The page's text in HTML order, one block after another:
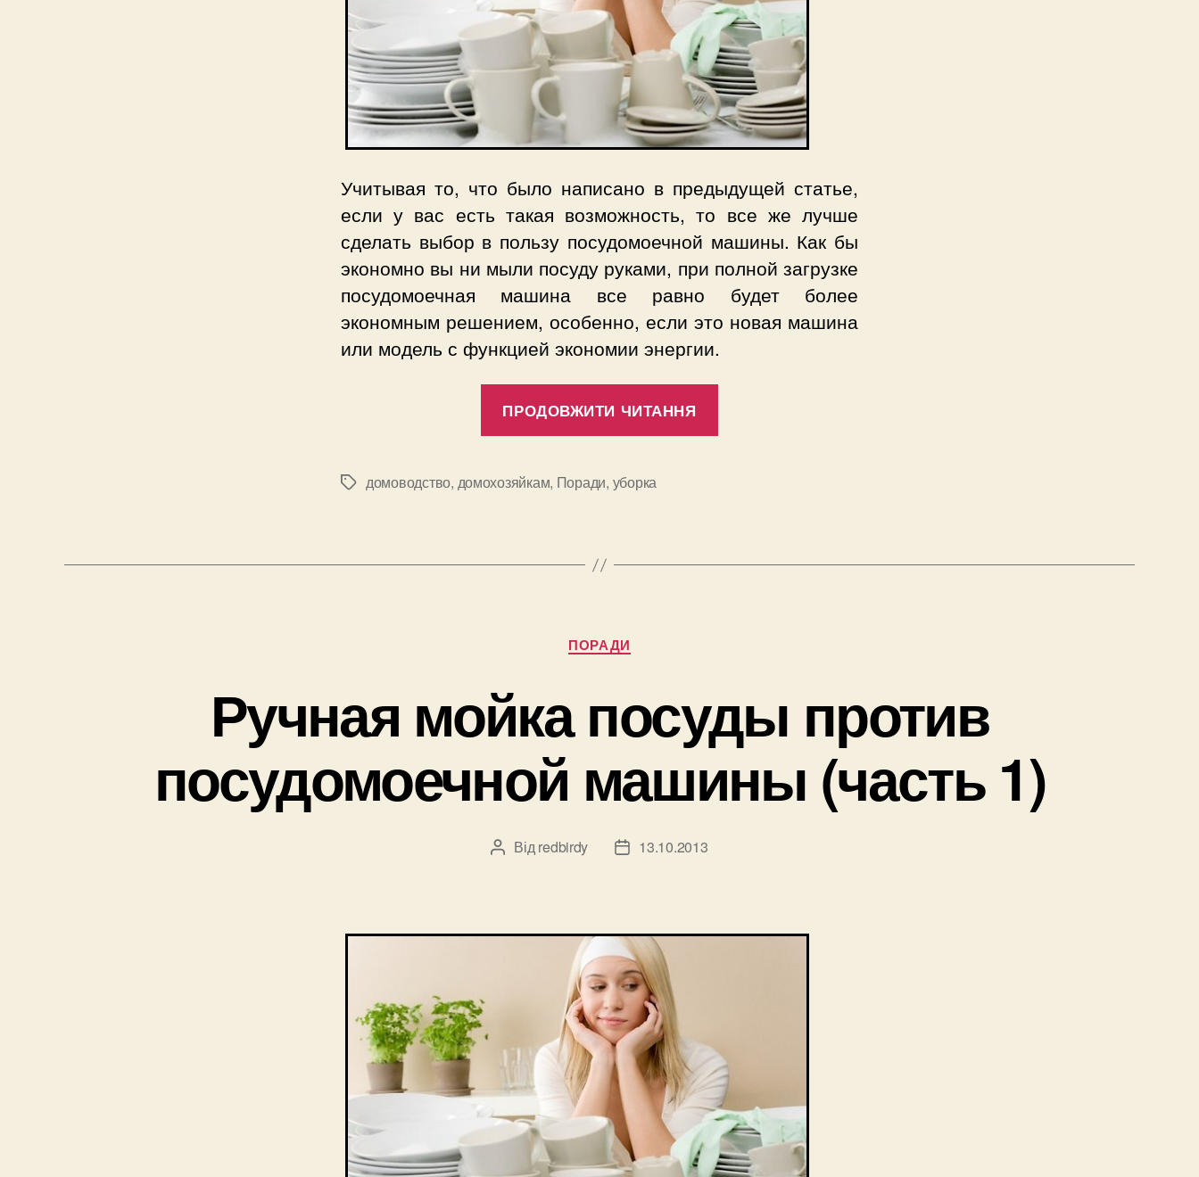
Учитывая то, что было написано в предыдущей статье,
если у вас есть такая возможность, то все же лучше
сделать выбор в пользу посудомоечной машины. Как бы
экономно вы ни мыли посуду руками, при полной загрузке
посудомоечная машина все равно будет более
экономным решением, особенно, если это новая машина
или модель с функцией экономии энергии.
ПРОДОВЖИТИ ЧИТАННЯ
(часть
Позначки
домоводство, домохозяйкам, Поради, уборка
Категорії
ПОРАДИ
Ручная мойка посуды против
посудомоечной машины (часть 1)
Автор
Відredbirdy
Дата13.10.2013